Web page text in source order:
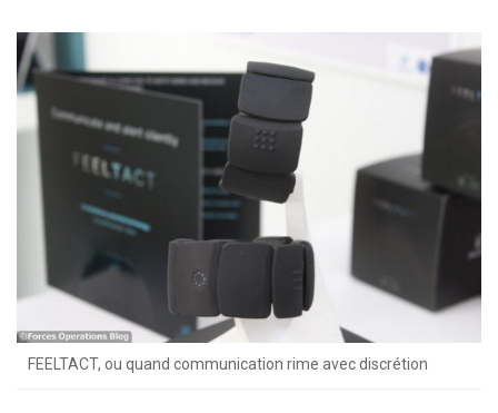
FEELTACT, ou quand communication rime avec discrétion